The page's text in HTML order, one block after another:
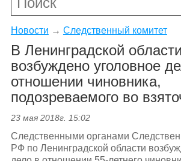
Новости → Следственный комитет
В Ленинградской области
возбуждено уголовное
отношении чиновника,
подозреваемого во
23 мая 2018г. 15:02
Следственными органами
РФ по Ленинградской области